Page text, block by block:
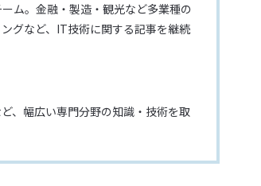
ム。金融・製造・観光など多業種の
グなど、IT技術に関する記事を継続
、幅広い専門分野の知識・技術を取